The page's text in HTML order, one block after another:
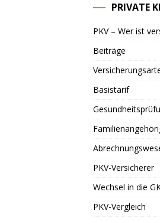
PRIVATE
PKV – Wer ist
Beiträge
Basistarif
PKV-Versicherer
Wechsel in die
PKV-Vergleich